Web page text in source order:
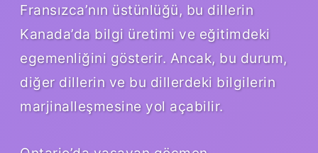
Fransızca’nın üstünlüğü, bu dillerin
Kanada’da bilgi üretimi ve eğitimdeki
egemenliğini gösterir. Ancak, bu durum,
diğer dillerin ve bu dillerdeki bilgilerin
marjinalleşmesine yol açabilir.